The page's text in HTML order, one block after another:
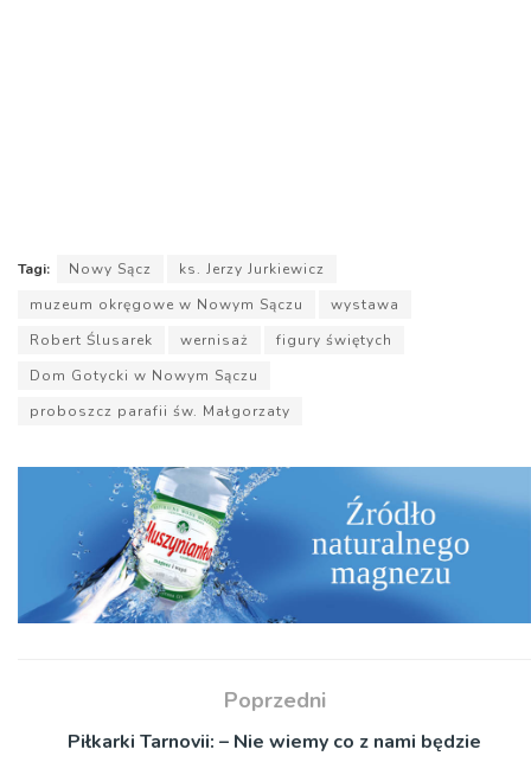
Tagi: Nowy Sącz
ks. Jerzy Jurkiewicz
muzeum okręgowe w Nowym Sączu
wystawa
Robert Ślusarek
wernisaż
figury świętych
Dom Gotycki w Nowym Sączu
proboszcz parafii św. Małgorzaty
Poprzedni
Piłkarki Tarnovii: – Nie wiemy co z nami będzie